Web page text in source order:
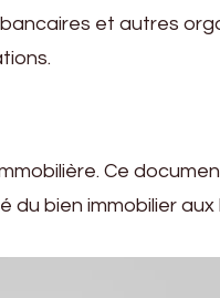
et autres
Ce
bien immobilier